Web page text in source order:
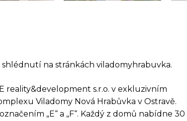
na stránkách viladomyhrabuvka.
reality&development s.r.o. v exkluzivním
Viladomy Nová Hrabůvka v Ostravě.
„E“ a „F“. Každý z domů nabídne 30